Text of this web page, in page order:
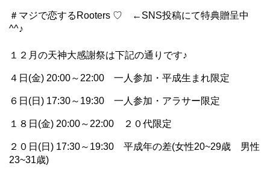
＃マジで恋するRooters ♡　←SNS投稿にて特典贈呈中
^^♪
１２月の天神大感謝祭は下記の通りです♪
４日(金) 20:00～22:00　一人参加・平成生まれ限定
６日(日) 17:30～19:30　一人参加・アラサー限定
１８日(金) 20:00～22:00　２０代限定
２０日(日) 17:30～19:30　平成年の差(女性20~29歳　男性
23~31歳)